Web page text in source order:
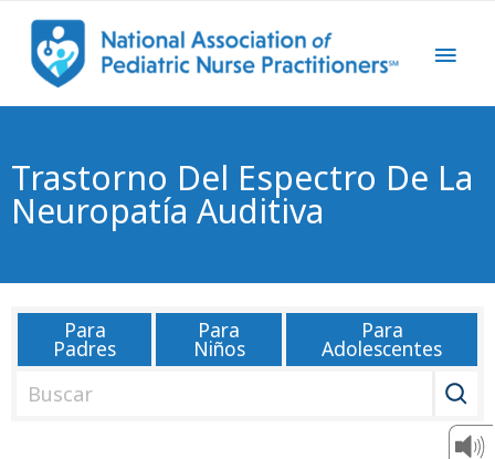
Trastorno Del Espectro De La
Neuropatía Auditiva
Para
Padres
Para
Niños
Para
Adolescentes